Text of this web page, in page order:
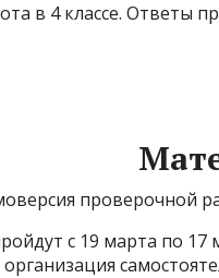
в 4 классе. Ответы
проверочной
с 19 марта по